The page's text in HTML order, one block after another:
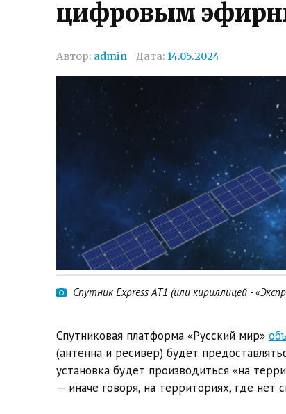
цифровым
Автор: admin Дата: 14.05.2024
Спутник Express AT1 (или кириллицей -
Спутниковая платформа «Русский мир»
(антенна и ресивер) будет
установка будет производиться «на
— иначе говоря, на территориях, где нет